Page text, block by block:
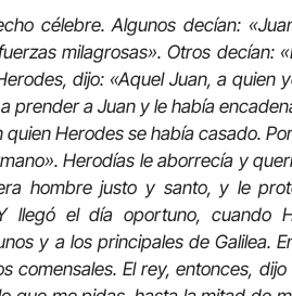
célebre. Algunos decían:
milagrosas». Otros decían:
dijo: «Aquel Juan, a quien
prender a Juan y le había
Herodes se había casado.
Herodías le aborrecía y
hombre justo y santo, y le
llegó el día oportuno, cuando
y a los principales de Galilea.
comensales. El rey, entonces,